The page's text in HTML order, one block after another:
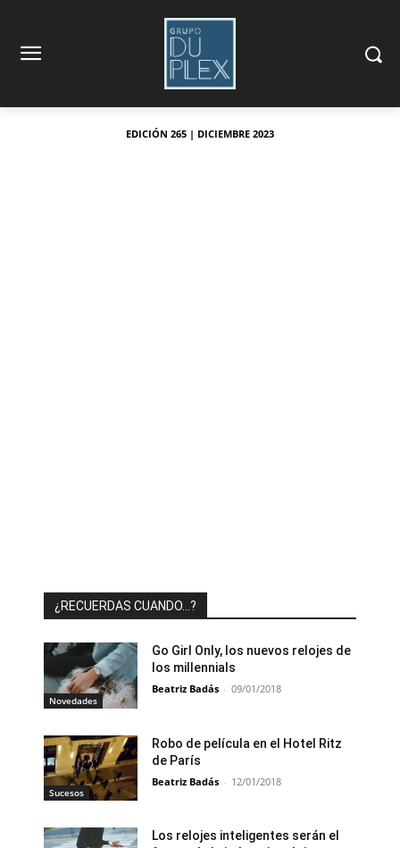
EDICIÓN 265 | DICIEMBRE 2023
¿RECUERDAS CUANDO…?
Novedades
Go Girl Only, los nuevos relojes de
los millennials
Beatriz Badás - 09/01/2018
Sucesos
Robo de película en el Hotel Ritz
de París
Beatriz Badás - 12/01/2018
Los relojes inteligentes serán el